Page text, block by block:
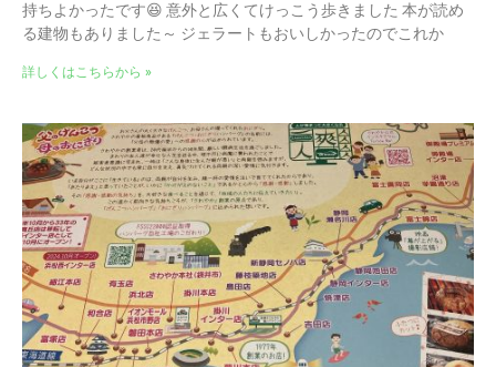
持ちよかったです😆 意外と広くてけっこう歩きました 本が読め
る建物もありました～ ジェラートもおいしかったのでこれか
詳しくはこちらから »